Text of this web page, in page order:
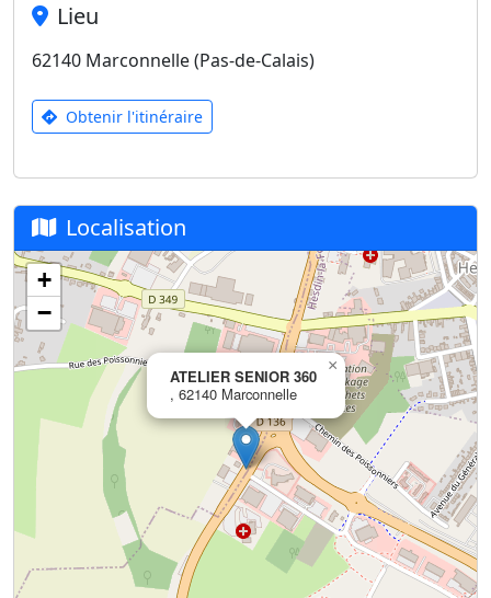
Lieu
62140 Marconnelle (Pas-de-Calais)
Obtenir l'itinéraire
Localisation
ATELIER SENIOR 360
, 62140 Marconnelle
×
+
−